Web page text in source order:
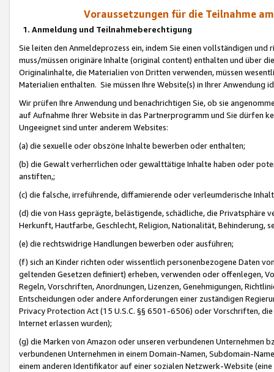
Voraussetzungen für die Teilnahme
1. Anmeldung und Teilnahmeberechtigung
Sie leiten den Anmeldeprozess ein, indem Sie einen vollständigen
muss/müssen originäre Inhalte (original content) enthalten und über
Originalinhalte, die Materialien von Dritten verwenden, müssen
Materialien enthalten. Sie müssen Ihre Website(s) in Ihrer Anwendung
Wir prüfen Ihre Anwendung und benachrichtigen Sie, ob sie
auf Aufnahme Ihrer Website in das Partnerprogramm und Sie dürfen
Ungeeignet sind unter anderem Websites:
(a) die sexuelle oder obszöne Inhalte bewerben oder enthalten;
(b) die Gewalt verherrlichen oder gewalttätige Inhalte haben oder
anstiften,;
(c) die falsche, irreführende, diffamierende oder verleumderische
(d) die von Hass geprägte, belästigende, schädliche, die Privatsphäre
Herkunft, Hautfarbe, Geschlecht, Religion, Nationalität, Behinderung,
(e) die rechtswidrige Handlungen bewerben oder ausführen;
(f) sich an Kinder richten oder wissentlich personenbezogene Daten
geltenden Gesetzen definiert) erheben, verwenden oder offenlegen,
Regeln, Vorschriften, Anordnungen, Lizenzen, Genehmigungen,
Entscheidungen oder andere Anforderungen einer zuständigen
Privacy Protection Act (15 U.S.C. §§ 6501-6506) oder Vorschriften,
Internet erlassen wurden);
(g) die Marken von Amazon oder unseren verbundenen Unternehmen
verbundenen Unternehmen in einem Domain-Namen, Subdomain-
einem anderen Identifikator auf einer sozialen Netzwerk-Website